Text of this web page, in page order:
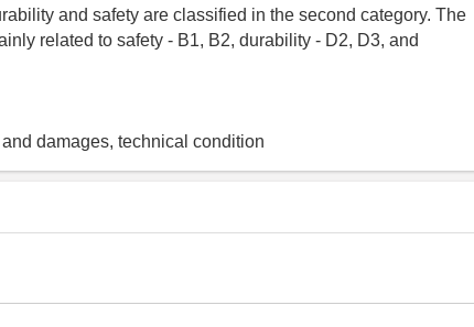
and safety are classified in the second category. The
related to safety - B1, B2, durability - D2, D3, and
damages, technical condition